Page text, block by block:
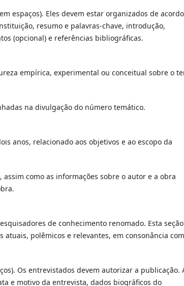
espaços). Eles devem estar organizados de acordo
resumo e palavras-chave, introdução,
(opcional) e referências bibliográficas.
empírica, experimental ou conceitual sobre o
na divulgação do número temático.
anos, relacionado aos objetivos e ao escopo da
como as informações sobre o autor e a obra
de conhecimento renomado. Esta seção
polêmicos e relevantes, em consonância
Os entrevistados devem autorizar a publicação.
e motivo da entrevista, dados biográficos do